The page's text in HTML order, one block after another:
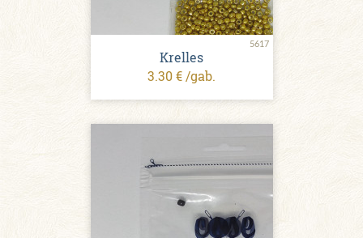
5617
Krelles
3.30 € /gab.